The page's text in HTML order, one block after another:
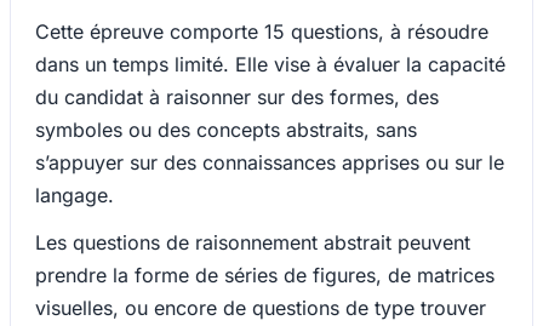
Cette épreuve comporte 15 questions, à résoudre
dans un temps limité. Elle vise à évaluer la capacité
du candidat à raisonner sur des formes, des
symboles ou des concepts abstraits, sans
s’appuyer sur des connaissances apprises ou sur le
langage.
Les questions de raisonnement abstrait peuvent
prendre la forme de séries de figures, de matrices
visuelles, ou encore de questions de type trouver